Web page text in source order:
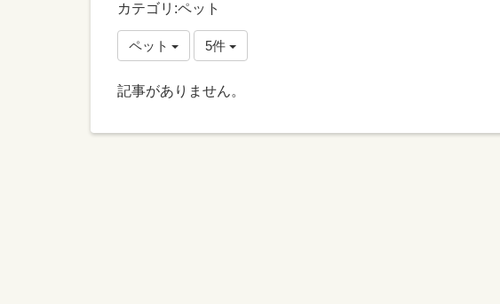
カテゴリ:ペット
ペット 5件
記事がありません。